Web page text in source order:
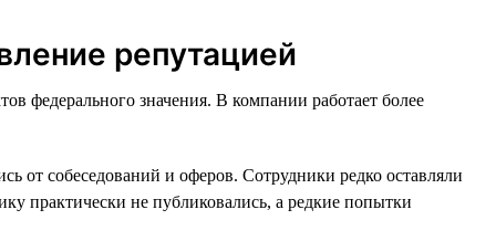
репутацией
федерального значения. В компании работает более
от собеседований и оферов. Сотрудники редко оставляли
практически не публиковались, а редкие попытки